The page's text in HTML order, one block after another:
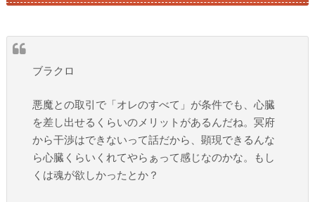
ブラクロ
悪魔との取引で「オレのすべて」が条件でも、心臓
を差し出せるくらいのメリットがあるんだね。冥府
から干渉はできないって話だから、顕現できるんな
ら心臓くらいくれてやらぁって感じなのかな。もし
くは魂が欲しかったとか？